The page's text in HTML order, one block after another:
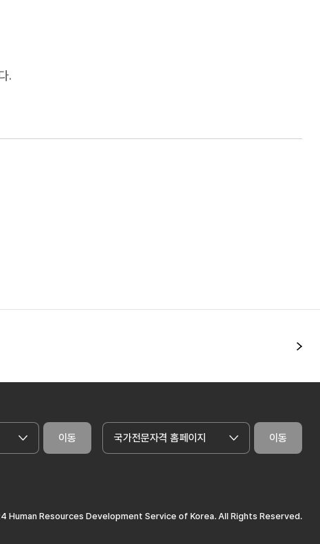
.
이동 국가전문자격 홈페이지 이동
Human Resources Development Service of Korea. All Rights Reserved.